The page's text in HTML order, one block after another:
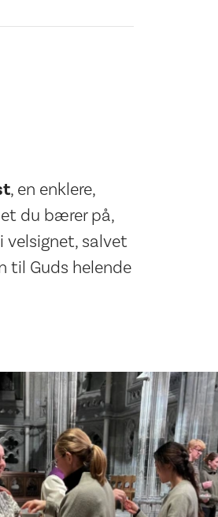
, en enklere,
du bærer på,
velsignet, salvet
til Guds helende